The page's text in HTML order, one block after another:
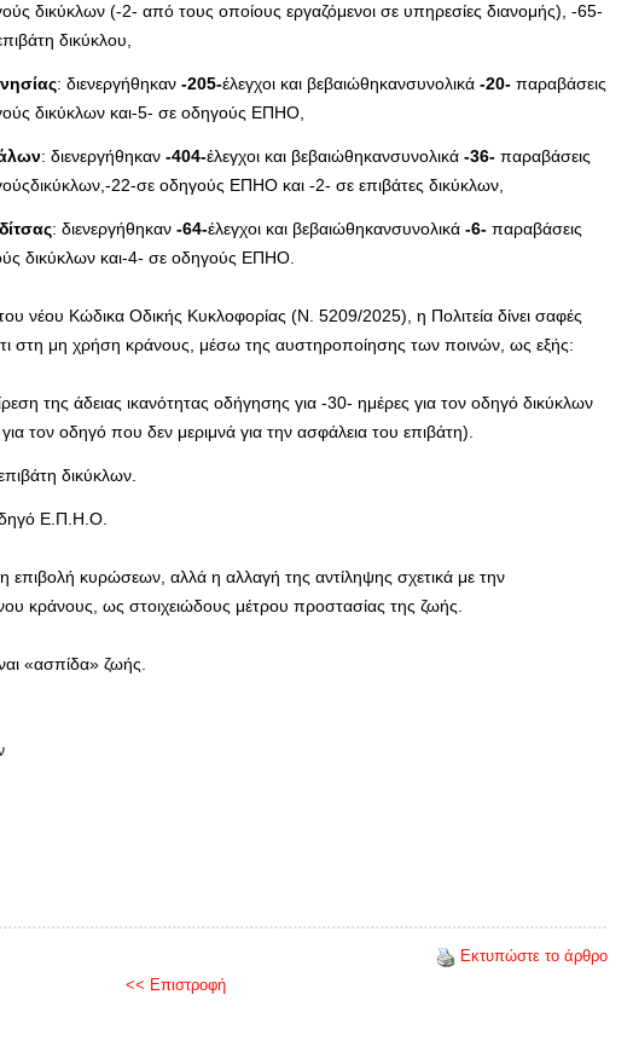
δικύκλων (-2- από τους οποίους εργαζόμενοι σε υπηρεσίες διανομής), -65-
δικύκλου,
: διενεργήθηκαν -205-έλεγχοι και βεβαιώθηκανσυνολικά -20- παραβάσεις
δικύκλων και-5- σε οδηγούς ΕΠΗΟ,
: διενεργήθηκαν -404-έλεγχοι και βεβαιώθηκανσυνολικά -36- παραβάσεις
22-σε οδηγούς ΕΠΗΟ και -2- σε επιβάτες δικύκλων,
: διενεργήθηκαν -64-έλεγχοι και βεβαιώθηκανσυνολικά -6- παραβάσεις
δικύκλων και-4- σε οδηγούς ΕΠΗΟ.
νέου Κώδικα Οδικής Κυκλοφορίας (Ν. 5209/2025), η Πολιτεία δίνει σαφές
στη μη χρήση κράνους, μέσω της αυστηροποίησης των ποινών, ως εξής:
της άδειας ικανότητας οδήγησης για -30- ημέρες για τον οδηγό δικύκλων
για τον οδηγό που δεν μεριμνά για την ασφάλεια του επιβάτη).
δικύκλων.
Ε.Π.Η.Ο.
η επιβολή κυρώσεων, αλλά η αλλαγή της αντίληψης σχετικά με την
κράνους, ως στοιχειώδους μέτρου προστασίας της ζωής.
«ασπίδα» ζωής.
Εκτυπώστε το άρθρο
<< Επιστροφή